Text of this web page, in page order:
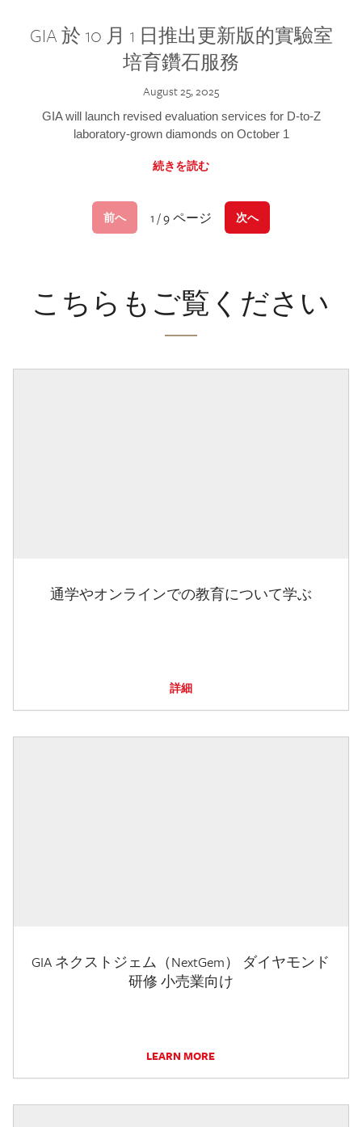
GIA 於 10 月 1 日推出更新版的實驗室
培育鑽石服務
August 25, 2025
GIA will launch revised evaluation services for D-to-Z
laboratory-grown diamonds on October 1
続きを読む
前へ 1 / 9 ページ 次へ
こちらもご覧ください
通学やオンラインでの教育について学ぶ
詳細
GIA ネクストジェム（NextGem） ダイヤモンド
研修 小売業向け
LEARN MORE